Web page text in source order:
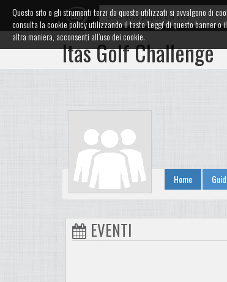
Itas Golf Challenge
Home
EVENTI
Questo sito o gli strumenti terzi da questo utilizzati si avvalgono di
consulta la cookie policy utilizzando il tasto 'Leggi' di questo banner
altra maniera, acconsenti all’uso dei cookie.